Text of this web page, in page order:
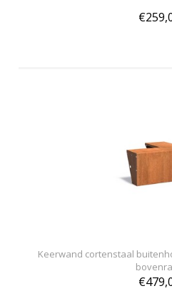
Keerwand cortenstaal